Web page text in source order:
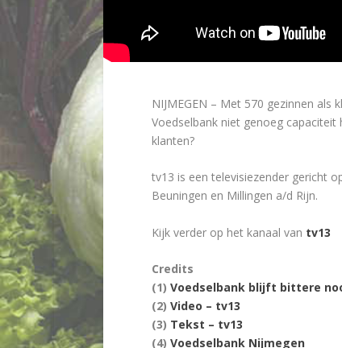
NIJMEGEN – Met 570 gezinnen
Voedselbank niet genoeg
klanten?
tv13 is een televisiezender gericht
Beuningen en Millingen a/d Rijn.
Kijk verder op het kanaal van tv13
Credits
(1) Voedselbank blijft bittere
(2) Video – tv13
(3) Tekst – tv13
(4) Voedselbank Nijmegen